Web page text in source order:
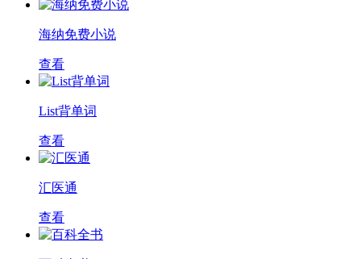
海纳免费小说
查看
List背单词
查看
汇医通
查看